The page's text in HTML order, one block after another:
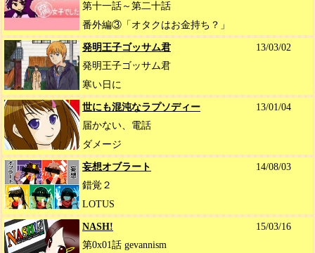
第十一話～第二十話
番外編③「オタクはお金持ち？」
発明王子ゴッサム君
13/03/02
発明王子ゴッサム君
寒い日に
世にも混沌なラプソディー
13/01/04
届かない、電話
ダメージ
妄想オブラート
14/08/03
錯覚２
LOTUS
NASH!
15/03/16
第0x01話 gevannism